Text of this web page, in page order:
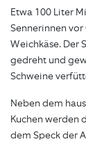
Etwa 100 Liter
Sennerinnen
Weichkäse. Der
gedreht und
Schweine
Neben dem
Kuchen werden
dem Speck der